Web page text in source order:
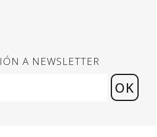
A NEWSLETTER